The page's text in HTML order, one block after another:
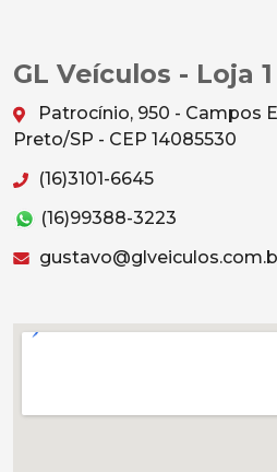
GL Veículos - Loja 1
Patrocínio, 950 - Campos
Preto/SP - CEP 14085530
(16)3101-6645
(16)99388-3223